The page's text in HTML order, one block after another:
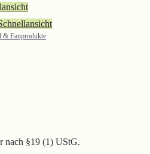
& Fanprodukte
nach §19 (1) UStG.